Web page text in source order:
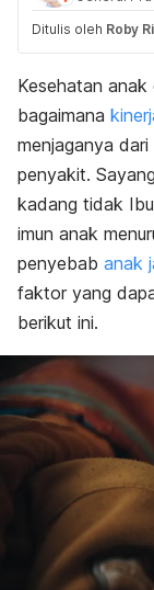
Ditulis oleh Roby
Kesehatan
bagaimana
menjaganya
penyakit.
kadang tidak
imun anak
penyebab anak
faktor yang
berikut ini.